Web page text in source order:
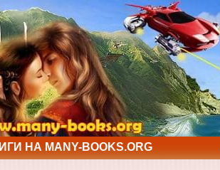
НА MANY-BOOKS.ORG